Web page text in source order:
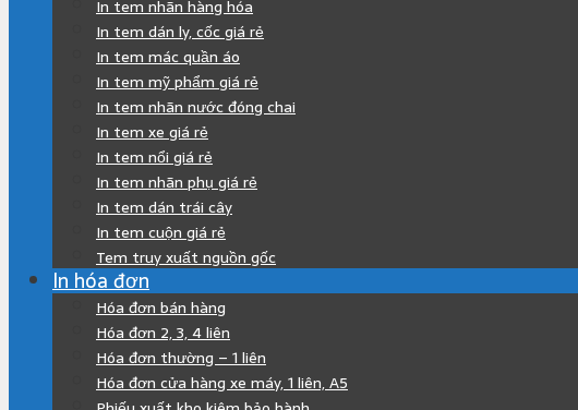
In tem nhãn hàng hóa
In tem dán ly, cốc giá rẻ
In tem mác quần áo
In tem mỹ phẩm giá rẻ
In tem nhãn nước đóng chai
In tem xe giá rẻ
In tem nổi giá rẻ
In tem nhãn phụ giá rẻ
In tem dán trái cây
In tem cuộn giá rẻ
Tem truy xuất nguồn gốc
In hóa đơn
Hóa đơn bán hàng
Hóa đơn 2, 3, 4 liên
Hóa đơn thường – 1 liên
Hóa đơn cửa hàng xe máy, 1 liên, A5